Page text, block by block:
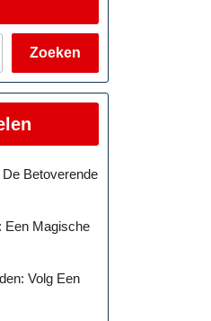
Zoeken
Betoverende
Een Magische
Volg Een